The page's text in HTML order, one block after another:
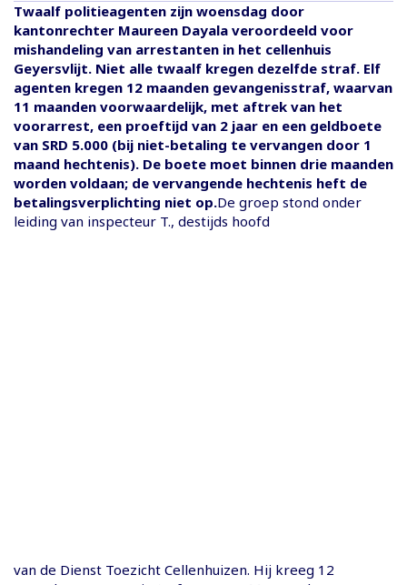
Twaalf politieagenten zijn woensdag door
kantonrechter Maureen Dayala veroordeeld voor
mishandeling van arrestanten in het cellenhuis
Geyersvlijt. Niet alle twaalf kregen dezelfde straf. Elf
agenten kregen 12 maanden gevangenisstraf, waarvan
11 maanden voorwaardelijk, met aftrek van het
voorarrest, een proeftijd van 2 jaar en een geldboete
van SRD 5.000 (bij niet-betaling te vervangen door 1
maand hechtenis). De boete moet binnen drie maanden
worden voldaan; de vervangende hechtenis heft de
betalingsverplichting niet op.De groep stond onder
leiding van inspecteur T., destijds hoofd
van de Dienst Toezicht Cellenhuizen. Hij kreeg 12